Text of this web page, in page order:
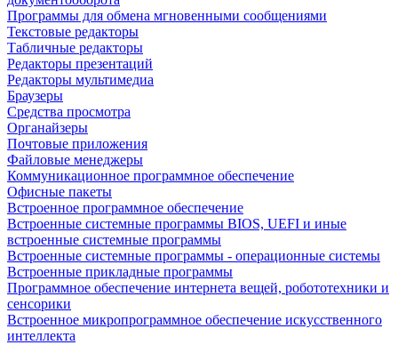
Программы для обмена мгновенными сообщениями
Текстовые редакторы
Табличные редакторы
Редакторы презентаций
Редакторы мультимедиа
Браузеры
Средства просмотра
Органайзеры
Почтовые приложения
Файловые менеджеры
Коммуникационное программное обеспечение
Офисные пакеты
Встроенное программное обеспечение
Встроенные системные программы BIOS, UEFI и иные
встроенные системные программы
Встроенные системные программы - операционные системы
Встроенные прикладные программы
Программное обеспечение интернета вещей, робототехники и
сенсорики
Встроенное микропрограммное обеспечение искусственного
интеллекта